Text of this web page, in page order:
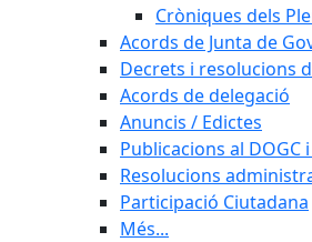
Cròniques dels
Acords de Junta de
Decrets i resolucions
Acords de delegació
Anuncis / Edictes
Publicacions al DOGC
Resolucions
Participació Ciutadana
Més...